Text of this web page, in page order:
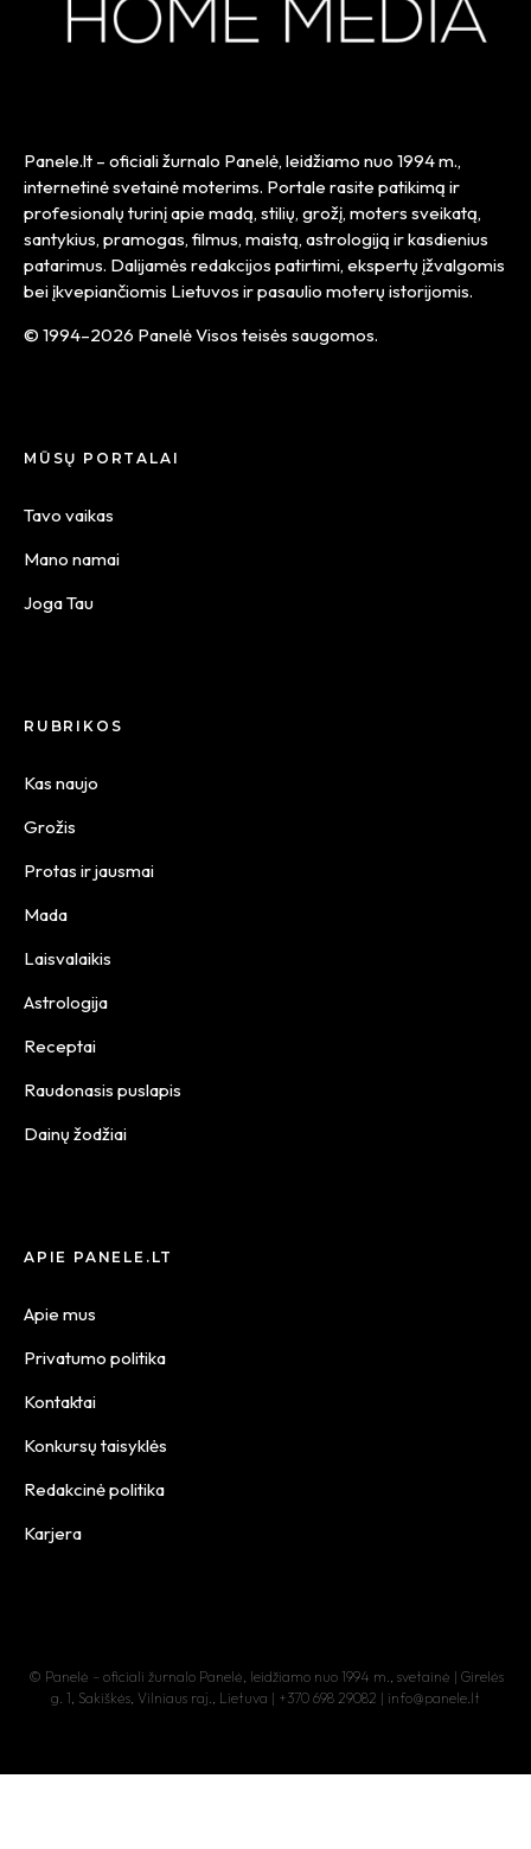
Panele.lt – oficiali žurnalo Panelė, leidžiamo nuo 1994 m.,
internetinė svetainė moterims. Portale rasite patikimą ir
profesionalų turinį apie madą, stilių, grožį, moters sveikatą,
santykius, pramogas, filmus, maistą, astrologiją ir kasdienius
patarimus. Dalijamės redakcijos patirtimi, ekspertų įžvalgomis
bei įkvepiančiomis Lietuvos ir pasaulio moterų istorijomis.
© 1994–2026 Panelė Visos teisės saugomos.
MŪSŲ PORTALAI
Tavo vaikas
Mano namai
Joga Tau
RUBRIKOS
Kas naujo
Grožis
Protas ir jausmai
Mada
Laisvalaikis
Astrologija
Receptai
Raudonasis puslapis
Dainų žodžiai
APIE PANELE.LT
Apie mus
Privatumo politika
Kontaktai
Konkursų taisyklės
Redakcinė politika
Karjera
© Panelė – oficiali žurnalo Panelė, leidžiamo nuo 1994 m., svetainė | Girelės
g. 1, Sakiškės, Vilniaus raj., Lietuva | +370 698 29082 | info@panele.lt